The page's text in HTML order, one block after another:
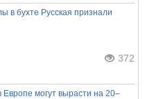
в бухте Русская признали
372
Европе могут вырасти на 20–